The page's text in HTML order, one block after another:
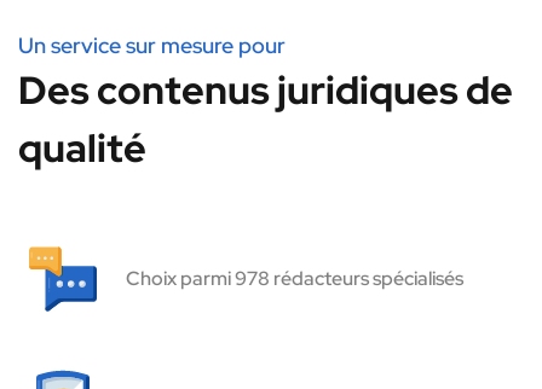
Un service sur mesure pour
Des contenus juridiques de
qualité
Choix parmi 978 rédacteurs spécialisés